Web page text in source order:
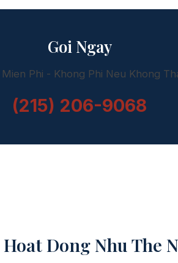
Goi Ngay
Mien Phi - Khong Phi Neu Khong
(215) 206-9068
Dong Nhu The